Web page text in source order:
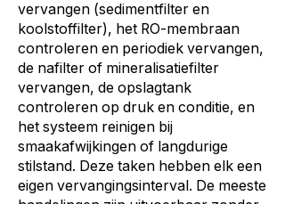
vervangen (sedimentfilter en
koolstoffilter), het RO-membraan
controleren en periodiek vervangen,
de nafilter of mineralisatiefilter
vervangen, de opslagtank
controleren op druk en conditie, en
het systeem reinigen bij
smaakafwijkingen of langdurige
stilstand. Deze taken hebben elk een
eigen vervangingsinterval. De meeste